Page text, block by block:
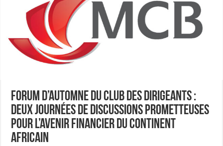
Forum d’Automne du Club des Dirigeants :
Deux journées de discussions prometteuses
pour l’avenir financier du continent
africain